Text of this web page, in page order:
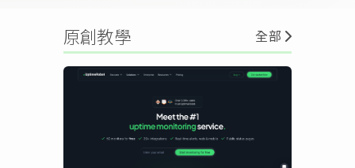
原創教學 全部